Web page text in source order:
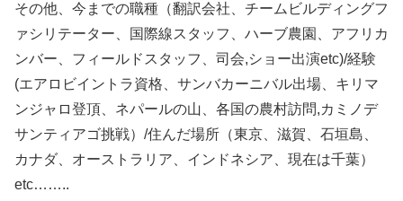
その他、今までの職種（翻訳会社、チームビルディングフ
ァシリテーター、国際線スタッフ、ハーブ農園、アフリカ
ンバー、フィールドスタッフ、司会,ショー出演etc)/経験
(エアロビイントラ資格、サンバカーニバル出場、キリマ
ンジャロ登頂、ネパールの山、各国の農村訪問,カミノデ
サンティアゴ挑戦）/住んだ場所（東京、滋賀、石垣島、
カナダ、オーストラリア、インドネシア、現在は千葉）
etc……..